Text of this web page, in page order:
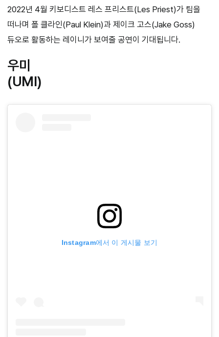
2022년 4월 키보디스트 레스 프리스트(Les Priest)가 팀을
떠나며 폴 클라인(Paul Klein)과 제이크 고스(Jake Goss)
듀오로 활동하는 레이니가 보여줄 공연이 기대됩니다.
우미
(UMI)
Instagram에서 이 게시물 보기